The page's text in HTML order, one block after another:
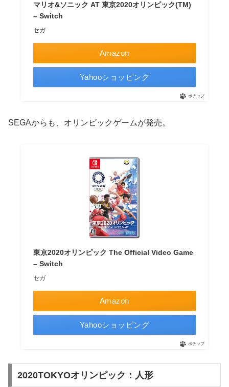
マリオ&ソニック AT 東京2020オリンピック(TM)
– Switch
セガ
Amazon
Yahooショッピング
ポチップ
SEGAからも、オリンピックゲームが発売。
東京2020オリンピック The Official Video Game
– Switch
セガ
Amazon
Yahooショッピング
ポチップ
2020TOKYOオリンピック：人形